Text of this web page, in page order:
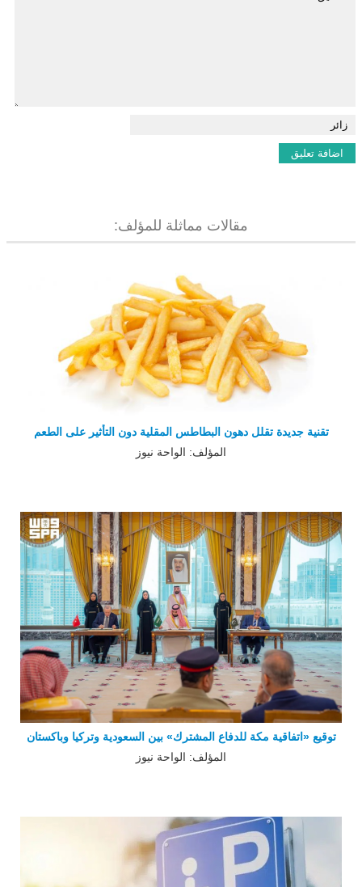
مقالات مماثلة للمؤلف:
تقنية جديدة تقلل دهون البطاطس المقلية دون التأثير على الطعم
المؤلف: الواحة نيوز
توقيع «اتفاقية مكة للدفاع المشترك» بين السعودية وتركيا وباكستان
المؤلف: الواحة نيوز